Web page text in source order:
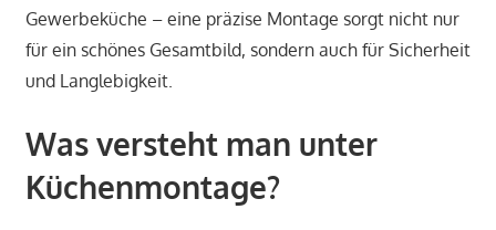
Gewerbeküche – eine präzise Montage sorgt nicht nur
für ein schönes Gesamtbild, sondern auch für Sicherheit
und Langlebigkeit.
Was versteht man unter
Küchenmontage?